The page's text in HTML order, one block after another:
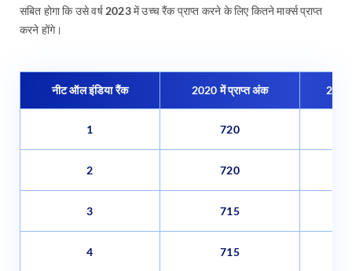
सबित होगा कि उसे वर्ष 2023 में उच्च रैंक प्राप्त करने के लिए कितने मार्क्स प्राप्त
करने होंगे।
नीट ऑल इंडिया रैंक 2020 में प्राप्त अंक
1 720
2 720
3 715
4 715